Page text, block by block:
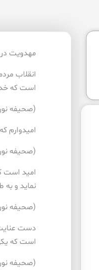
مهدویت در
انقلاب
است که
(صحیفه نور
امیدوارم
(صحیفه نور
امید است
نماید و به
(صحیفه نور
دست
است که یکی
(صحیفه نور